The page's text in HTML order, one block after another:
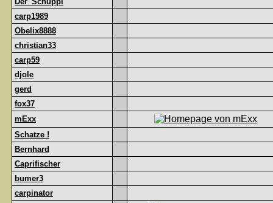
carp1989
Obelix8888
christian33
carp59
djole
gerd
fox37
mExx
Schatze !
Bernhard
Caprifischer
bumer3
carpinator